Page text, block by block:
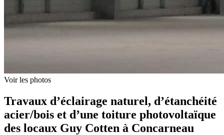
Voir les photos
Travaux d’éclairage naturel, d’étanchéité
acier/bois et d’une toiture photovoltaïque
des locaux Guy Cotten à Concarneau